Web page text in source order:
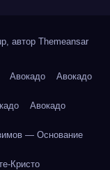
автор Themeansar
Авокадо Авокадо
Авокадо
— Основание
Кристо